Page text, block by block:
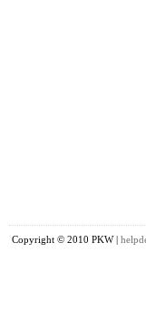
Copyright © 2010 PKW |